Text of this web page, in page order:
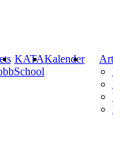
KATA
School
Kalender